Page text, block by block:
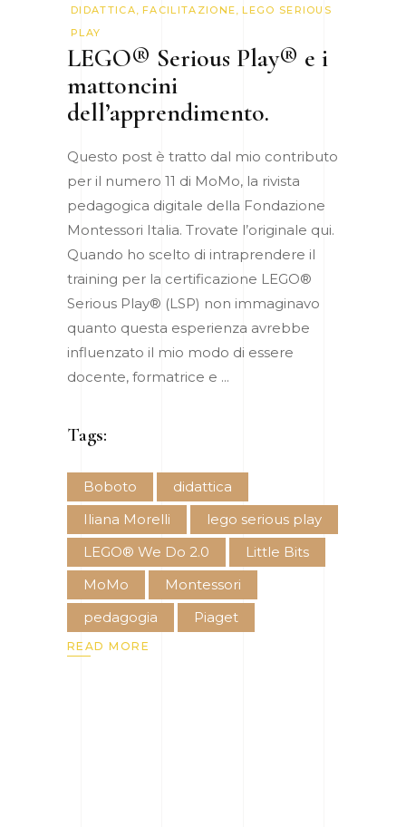
DIDATTICA, FACILITAZIONE,LEGO SERIOUS
PLAY
LEGO® Serious Play® e i
mattoncini
dell’apprendimento.
Questo post è tratto dal mio contributo
per il numero 11 di MoMo, la rivista
pedagogica digitale della Fondazione
Montessori Italia. Trovate l’originale qui.
Quando ho scelto di intraprendere il
training per la certificazione LEGO®
Serious Play® (LSP) non immaginavo
quanto questa esperienza avrebbe
influenzato il mio modo di essere
docente, formatrice e
Tags:
Boboto
didattica
Iliana Morelli
lego serious play
LEGO® We Do 2.0
Little Bits
MoMo
Montessori
pedagogia
Piaget
READ MORE